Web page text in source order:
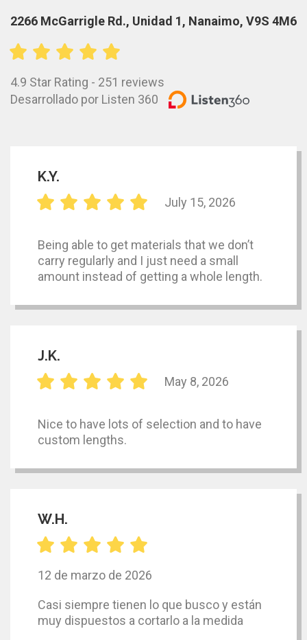
2266 McGarrigle Rd., Unidad 1, Nanaimo, V9S 4M6
4.9 Star Rating - 251 reviews
Desarrollado por Listen 360
K.Y.
July 15, 2026
Being able to get materials that we don’t
carry regularly and I just need a small
amount instead of getting a whole length.
J.K.
May 8, 2026
Nice to have lots of selection and to have
custom lengths.
W.H.
12 de marzo de 2026
Casi siempre tienen lo que busco y están
muy dispuestos a cortarlo a la medida